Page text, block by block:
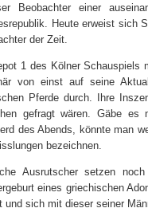
Beobachter einer
Heute erweist sich
der Zeit.
1 des Kölner Schauspiels
von einst auf seine
Pferde durch. Ihre
gefragt wären. Gäbe es
des Abends, könnte man
bezeichnen.
Ausrutscher setzen
eines griechischen
und sich mit dieser seiner